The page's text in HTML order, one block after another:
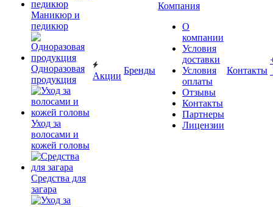
Маникюр и
педикюр
Одноразовая
продукция
Уход за
волосами и
кожей головы
Средства для
загара
Акции
Бренды
Компания
О
компании
Условия
доставки
Условия
оплаты
Отзывы
Контакты
Партнеры
Лицензии
Контакты